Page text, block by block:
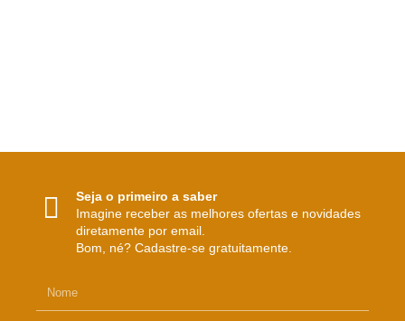
Seja o primeiro a saber
Imagine receber as melhores ofertas e novidades
diretamente por email.
Bom, né? Cadastre-se gratuitamente.